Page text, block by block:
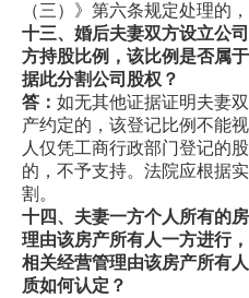
（三）》第六条规定处理的
十三、婚后夫妻双方设立公
方持股比例，该比例是否属
据此分割公司 股权？
答： 如无其他证据证明夫妻
产约定的，该登记比例不能
人仅凭工商行政部门登记的
的，不予支持。法院应根据
割。
十四、夫妻一方个人所有的
理由该房产所有人一方进行
相关经营管理由该房产所有
质如何认定？